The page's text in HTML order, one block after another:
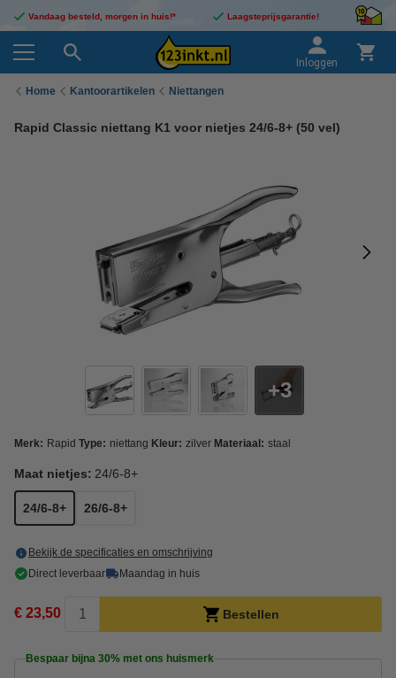
Vandaag besteld, morgen in huis!* Laagsteprijsgarantie!
Inloggen
Home Kantoorartikelen Niettangen
Rapid Classic niettang K1 voor nietjes 24/6-8+ (50 vel)
3
Merk: Rapid Type: niettang Kleur: zilver Materiaal: staal
Maat nietjes: 24/6-8+
24/6-8+ 26/6-8+
Bekijk de specificaties en omschrijving
Direct leverbaar
Maandag in huis
€ 23,50 Bestellen
Bespaar bijna 30% met ons huismerk